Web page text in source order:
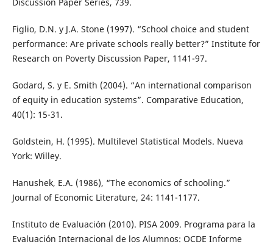
Discussion Paper Series, 739.
Figlio, D.N. y J.A. Stone (1997). “School choice and student
performance: Are private schools really better?” Institute for
Research on Poverty Discussion Paper, 1141-97.
Godard, S. y E. Smith (2004). “An international comparison
of equity in education systems”. Comparative Education,
40(1): 15-31.
Goldstein, H. (1995). Multilevel Statistical Models. Nueva
York: Willey.
Hanushek, E.A. (1986), “The economics of schooling.”
Journal of Economic Literature, 24: 1141-1177.
Instituto de Evaluación (2010). PISA 2009. Programa para la
Evaluación Internacional de los Alumnos: OCDE Informe